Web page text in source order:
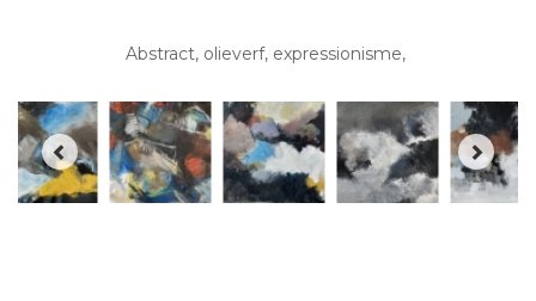
Abstract, olieverf, expressionisme,